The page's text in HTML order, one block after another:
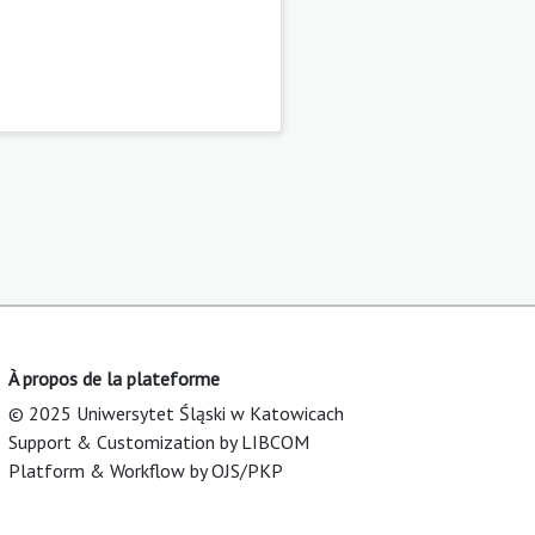
À propos de la plateforme
© 2025 Uniwersytet Śląski w Katowicach
Support & Customization by LIBCOM
Platform & Workflow by OJS/PKP